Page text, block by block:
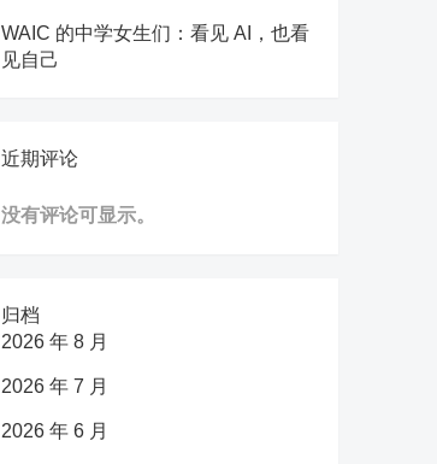
WAIC 的中学女生们：看见 AI，也看
见自己
近期评论
没有评论可显示。
归档
2026 年 8 月
2026 年 7 月
2026 年 6 月